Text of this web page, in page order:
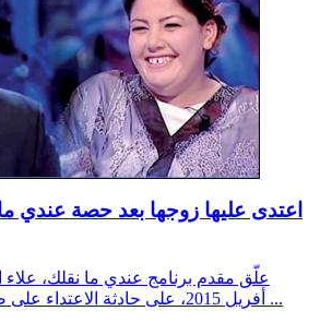
اعتدى عليها زوجها بعد حصة عندي
أفريل 2015، على حادثة الاعتداء على ضيفته في الحصة الأخير ...